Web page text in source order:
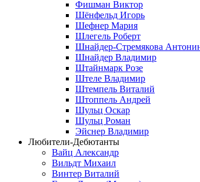
Фишман Виктор
Шёнфельд Игорь
Шефнер Мария
Шлегель Роберт
Шнайдер-Стремякова
Шнайдер Владимир
Штайнмарк Розe
Штеле Владимир
Штемпель Виталий
Штоппель Андрей
Шульц Оскар
Шульц Роман
Эйснер Владимир
Любители-Дебютанты
Вайц Александр
Вильдт Михаил
Винтер Виталий